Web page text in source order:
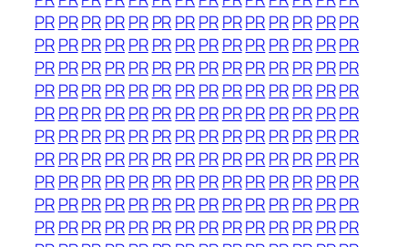
PRPRPRPRPR PRPRPRPRPRPRPR PRPR
PRPRPRPRPR PRPRPRPRPRPRPR PRPR
PRPRPRPRPR PRPRPRPRPRPRPR PRPR
PRPRPRPRPR PRPRPRPRPRPRPR PRPR
PRPRPRPRPR PRPRPRPRPRPRPR PRPR
PRPRPRPRPR PRPRPRPRPRPRPR PRPR
PRPRPRPRPR PRPRPRPRPRPRPR PRPR
PRPRPRPRPR PRPRPRPRPRPRPR PRPR
PRPRPRPRPR PRPRPRPRPRPRPR PRPR
PRPRPRPRPR PRPRPRPRPRPRPR PRPR